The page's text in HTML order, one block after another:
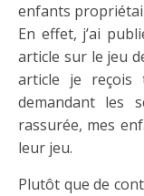
enfants
En effet, j’ai
article sur le jeu
article je reçois
demandant les
rassurée, mes
leur jeu.
Plutôt que de